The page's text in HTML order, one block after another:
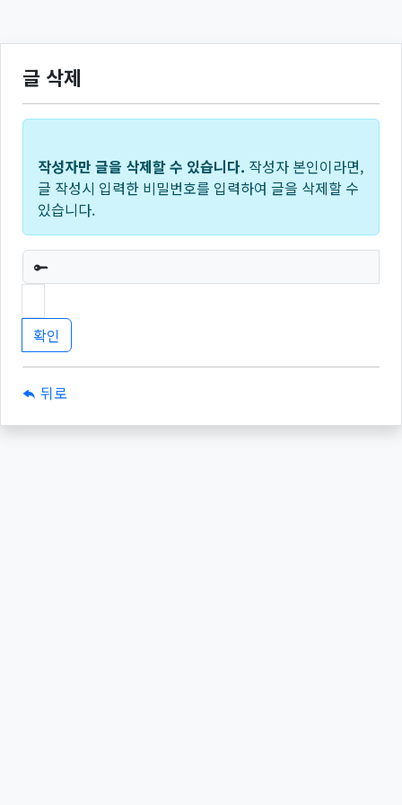
글 삭제
작성자만 글을 삭제할 수 있습니다. 작성자 본인이라면,
글 작성시 입력한 비밀번호를 입력하여 글을 삭제할 수
있습니다.
필수
뒤로